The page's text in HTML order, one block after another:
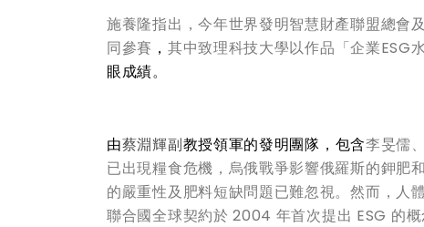
施養隆指出，今年世界發明智慧財產聯盟總會
同參賽 ， 其中致理科技大學以作品「企業ESG
眼成績。
由蔡淵輝副教授領軍的發明團隊，包含李旻儒
已出現糧食危機，烏俄戰爭影響俄羅斯的鉀肥
的嚴重性及肥料短缺問題已難忽視。然而，人
聯合國全球契約於 2004 年首次提出 ESG 的